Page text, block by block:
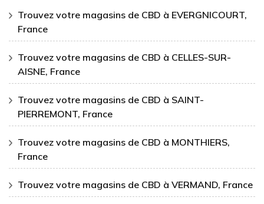
Trouvez votre magasins de CBD à EVERGNICOURT,
France
Trouvez votre magasins de CBD à CELLES-SUR-
AISNE, France
Trouvez votre magasins de CBD à SAINT-
PIERREMONT, France
Trouvez votre magasins de CBD à MONTHIERS,
France
Trouvez votre magasins de CBD à VERMAND, France